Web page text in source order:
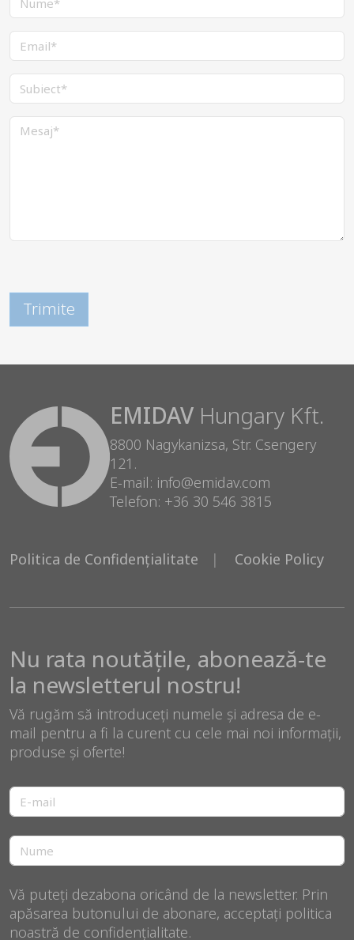
EMIDAVHungary Kft.
8800 Nagykanizsa, Str. Csengery
121.
E-mail: info@emidav.com
Telefon: +36 30 546 3815
Politica de Confidențialitate Cookie Policy
Nu rata noutățile, abonează-te
la newsletterul nostru!
Vă rugăm să introduceți numele și adresa de e-
mail pentru a fi la curent cu cele mai noi informații,
produse și oferte!
Vă puteți dezabona oricând de la newsletter. Prin
apăsarea butonului de abonare, acceptați politica
noastră de confidențialitate.